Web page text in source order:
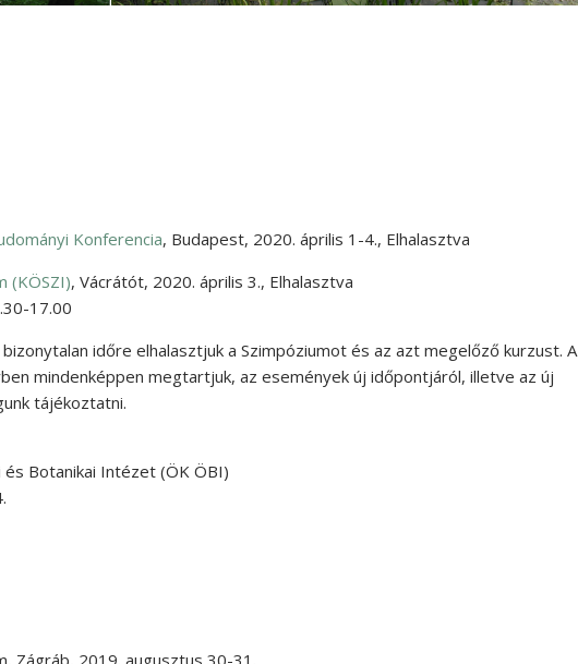
Konferencia, Budapest, 2020. április 1-4., Elhalasztva
(KÖSZI), Vácrátót, 2020. április 3., Elhalasztva
17.00
időre elhalasztjuk a Szimpóziumot és az azt megelőző kurzust. A
mindenképpen megtartjuk, az események új időpontjáról, illetve az új
tájékoztatni.
Botanikai Intézet (ÖK ÖBI)
, Zágráb, 2019. augusztus 30-31.